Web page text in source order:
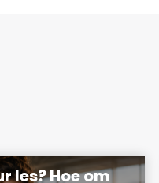
les? Hoe om